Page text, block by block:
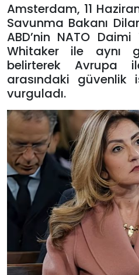
Amsterdam, 11
Savunma Bakanı
ABD’nin NATO
Whitaker ile aynı
belirterek Avrupa
arasındaki güvenlik
vurguladı.